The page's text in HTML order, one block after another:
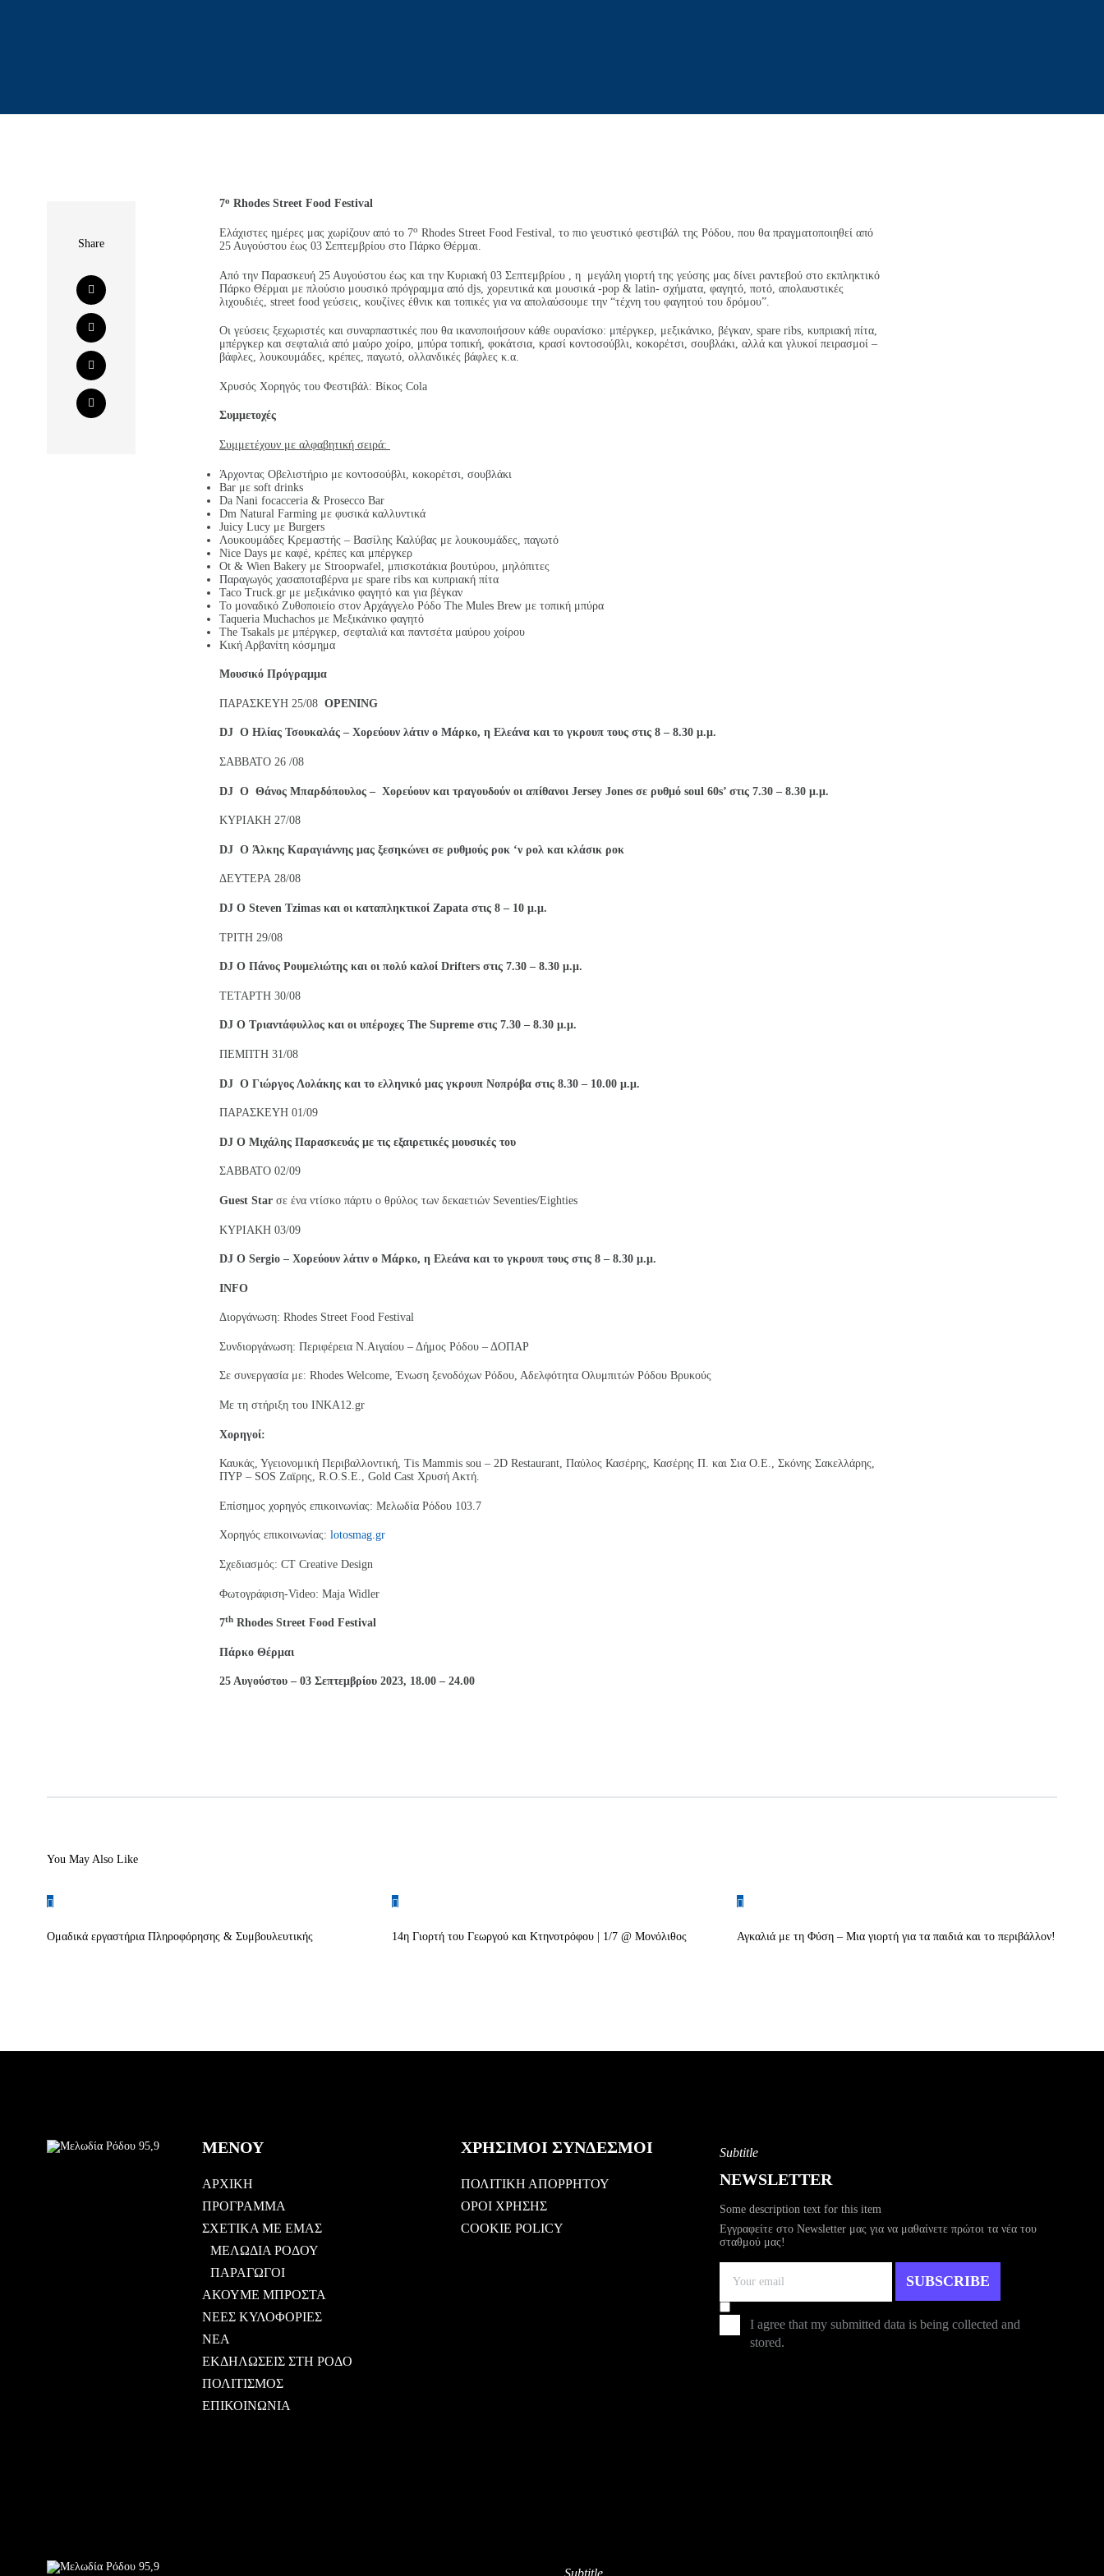
Share
7ο Rhodes Street Food Festival
Ελάχιστες ημέρες μας χωρίζουν από το 7ο Rhodes Street Food Festival, το πιο γευστικό φεστιβάλ της Ρόδου, που θα πραγματοποιηθεί από
25 Αυγούστου έως 03 Σεπτεμβρίου στο Πάρκο Θέρμαι.
Από την Παρασκευή 25 Αυγούστου έως και την Κυριακή 03 Σεπτεμβρίου , η μεγάλη γιορτή της γεύσης μας δίνει ραντεβού στο εκπληκτικό
Πάρκο Θέρμαι με πλούσιο μουσικό πρόγραμμα από djs, χορευτικά και μουσικά -pop & latin- σχήματα, φαγητό, ποτό, απολαυστικές
λιχουδιές, street food γεύσεις, κουζίνες έθνικ και τοπικές για να απολαύσουμε την “τέχνη του φαγητού του δρόμου”.
Οι γεύσεις ξεχωριστές και συναρπαστικές που θα ικανοποιήσουν κάθε ουρανίσκο: μπέργκερ, μεξικάνικο, βέγκαν, spare ribs, κυπριακή πίτα,
μπέργκερ και σεφταλιά από μαύρο χοίρο, μπύρα τοπική, φοκάτσια, κρασί κοντοσούβλι, κοκορέτσι, σουβλάκι, αλλά και γλυκοί πειρασμοί –
βάφλες, λουκουμάδες, κρέπες, παγωτό, ολλανδικές βάφλες κ.α.
Χρυσός Χορηγός του Φεστιβάλ: Βίκος Cola
Συμμετοχές
Συμμετέχουν με αλφαβητική σειρά:
Άρχοντας Οβελιστήριο με κοντοσούβλι, κοκορέτσι, σουβλάκι
Bar με soft drinks
Da Nani focacceria & Prosecco Bar
Dm Natural Farming με φυσικά καλλυντικά
Juicy Lucy με Burgers
Λουκουμάδες Κρεμαστής – Βασίλης Καλύβας με λουκουμάδες, παγωτό
Nice Days με καφέ, κρέπες και μπέργκερ
Ot & Wien Bakery με Stroopwafel, μπισκοτάκια βουτύρου, μηλόπιτες
Παραγωγός χασαποταβέρνα με spare ribs και κυπριακή πίτα
Taco Truck.gr με μεξικάνικο φαγητό και για βέγκαν
Το μοναδικό Ζυθοποιείο στον Αρχάγγελο Ρόδο The Mules Brew με τοπική μπύρα
Taqueria Muchachos με Mεξικάνικο φαγητό
The Tsakals με μπέργκερ, σεφταλιά και παντσέτα μαύρου χοίρου
Κική Αρβανίτη κόσμημα
Μουσικό Πρόγραμμα
ΠΑΡΑΣΚΕΥΗ 25/08 OPENING
DJ O Ηλίας Τσουκαλάς – Χορεύουν λάτιν ο Μάρκο, η Ελεάνα και το γκρουπ τους στις 8 – 8.30 μ.μ.
ΣΑΒΒΑΤΟ 26 /08
DJ O Θάνος Μπαρδόπουλος – Χορεύουν και τραγουδούν οι απίθανοι Jersey Jones σε ρυθμό soul 60s’ στις 7.30 – 8.30 μ.μ.
ΚΥΡΙΑΚΗ 27/08
DJ O Άλκης Καραγιάννης μας ξεσηκώνει σε ρυθμούς ροκ ‘ν ρολ και κλάσικ ροκ
ΔΕΥΤΕΡΑ 28/08
DJ O Steven Tzimas και οι καταπληκτικοί Zapata στις 8 – 10 μ.μ.
ΤΡΙΤΗ 29/08
DJ O Πάνος Ρουμελιώτης και οι πολύ καλοί Drifters στις 7.30 – 8.30 μ.μ.
ΤΕΤΑΡΤΗ 30/08
DJ O Τριαντάφυλλος και οι υπέροχες The Supreme στις 7.30 – 8.30 μ.μ.
ΠΕΜΠΤΗ 31/08
DJ O Γιώργος Λολάκης και το ελληνικό μας γκρουπ Νοπρόβα στις 8.30 – 10.00 μ.μ.
ΠΑΡΑΣΚΕΥΗ 01/09
DJ O Μιχάλης Παρασκευάς με τις εξαιρετικές μουσικές του
ΣΑΒΒΑΤΟ 02/09
Guest Star σε ένα ντίσκο πάρτυ ο θρύλος των δεκαετιών Seventies/Eighties
ΚΥΡΙΑΚΗ 03/09
DJ O Sergio – Χορεύουν λάτιν ο Μάρκο, η Ελεάνα και το γκρουπ τους στις 8 – 8.30 μ.μ.
INFO
Διοργάνωση: Rhodes Street Food Festival
Συνδιοργάνωση: Περιφέρεια Ν.Αιγαίου – Δήμος Ρόδου – ΔΟΠΑΡ
Σε συνεργασία με: Rhodes Welcome, Ένωση ξενοδόχων Ρόδου, Αδελφότητα Ολυμπιτών Ρόδου Βρυκούς
Με τη στήριξη του ΙΝΚΑ12.gr
Χορηγοί:
Καυκάς, Υγειονομική Περιβαλλοντική, Tis Mammis sou – 2D Restaurant, Παύλος Κασέρης, Κασέρης Π. και Σια Ο.Ε., Σκόνης Σακελλάρης,
ΠΥΡ – SOS Ζαϊρης, R.O.S.E., Gold Cast Χρυσή Ακτή.
Επίσημος χορηγός επικοινωνίας: Μελωδία Ρόδου 103.7
Χορηγός επικοινωνίας: lotosmag.gr
Σχεδιασμός: CT Creative Design
Φωτογράφιση-Video: Maja Widler
7th Rhodes Street Food Festival
Πάρκο Θέρμαι
25 Αυγούστου – 03 Σεπτεμβρίου 2023, 18.00 – 24.00
You May Also Like
Ομαδικά εργαστήρια Πληροφόρησης & Συμβουλευτικής 14η Γιορτή του Γεωργού και Κτηνοτρόφου | 1/7 @ Μονόλιθος Αγκαλιά με τη Φύση – Μια γιορτή για τα παιδιά και το περιβάλλον!
ΜΕΝΟΥ
ΑΡΧΙΚΗ
ΠΡΟΓΡΑΜΜΑ
ΣΧΕΤΙΚΑ ΜΕ ΕΜΑΣ
ΜΕΛΩΔΙΑ ΡΟΔΟΥ
ΠΑΡΑΓΩΓΟΙ
ΑΚΟΥΜΕ ΜΠΡΟΣΤΑ
ΝΕΕΣ ΚΥΛΟΦΟΡΙΕΣ
ΝΕΑ
ΕΚΔΗΛΩΣΕΙΣ ΣΤΗ ΡΟΔΟ
ΠΟΛΙΤΙΣΜΟΣ
ΕΠΙΚΟΙΝΩΝΙΑ
ΧΡΗΣΙΜΟΙ ΣΥΝΔΕΣΜΟΙ
ΠΟΛΙΤΙΚΗ ΑΠΟΡΡΗΤΟΥ
ΟΡΟΙ ΧΡΗΣΗΣ
COOKIE POLICY
Subtitle
NEWSLETTER
Some description text for this item
Εγγραφείτε στο Newsletter μας για να μαθαίνετε πρώτοι τα νέα του
σταθμού μας!
I agree that my submitted data is being collected and
stored.
Subtitle